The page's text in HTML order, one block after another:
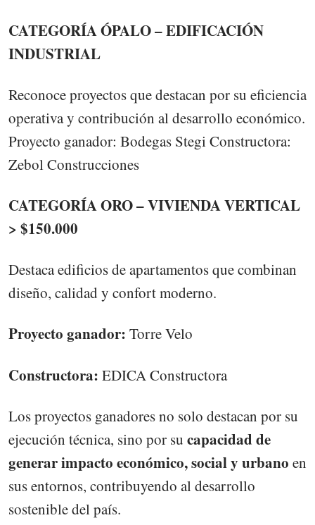
CATEGORÍA ÓPALO – EDIFICACIÓN
INDUSTRIAL
Reconoce proyectos que destacan por su eficiencia
operativa y contribución al desarrollo económico.
Proyecto ganador: Bodegas Stegi Constructora:
Zebol Construcciones
CATEGORÍA ORO – VIVIENDA VERTICAL
> $150.000
Destaca edificios de apartamentos que combinan
diseño, calidad y confort moderno.
Proyecto ganador: Torre Velo
Constructora: EDICA Constructora
Los proyectos ganadores no solo destacan por su
ejecución técnica, sino por su capacidad de
generar impacto económico, social y urbano en
sus entornos, contribuyendo al desarrollo
sostenible del país.